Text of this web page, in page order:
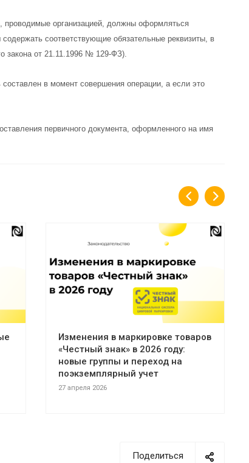
проводимые организацией, должны оформляться
соответствующие обязательные реквизиты, в
закона от 21.11.1996 № 129-ФЗ).
в момент совершения операции, а если это
первичного документа, оформленного на имя
Изменения в маркировке товаров
«Честный знак» в 2026 году:
новые группы и переход на
поэкземплярный учет
27 апреля 2026
Поделиться